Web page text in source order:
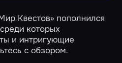
Квестов» пополнился
которых
и интригующие
с обзором.